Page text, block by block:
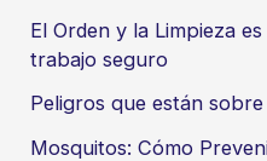
El Orden y la Limpieza
trabajo seguro
Peligros que están
Mosquitos: Cómo